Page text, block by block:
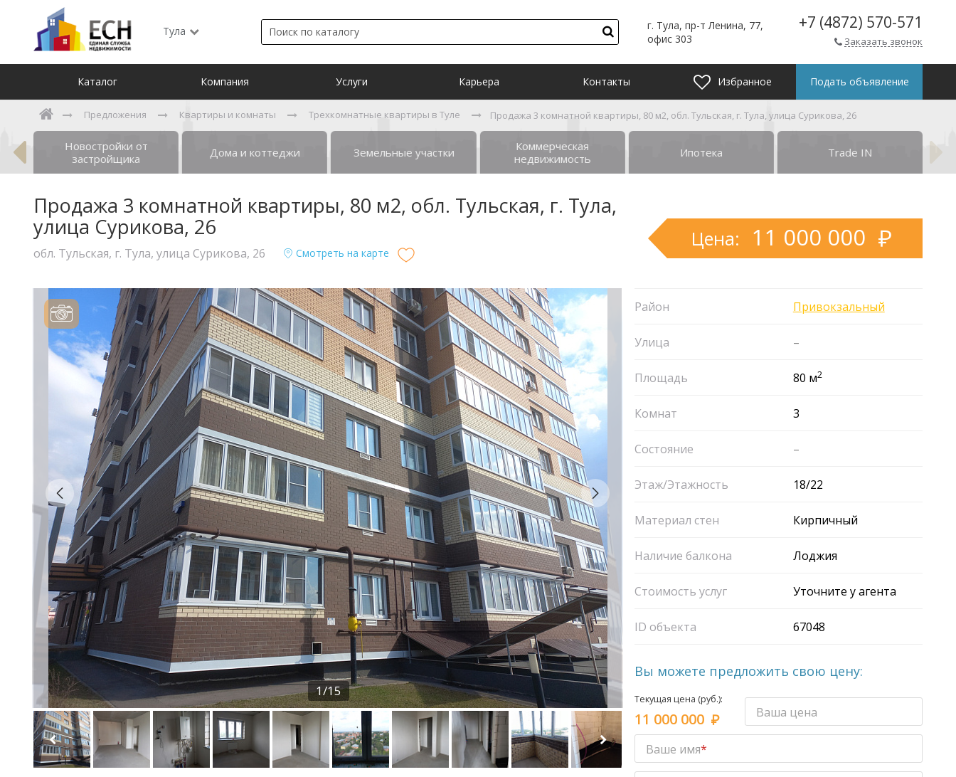
Тула
г. Тула, пр-т Ленина, 77,
офис 303
+7 (4872) 570-571
Заказать звонок
Каталог Компания Услуги Карьера Контакты Избранное Подать объявление
Предложения Квартиры и комнаты Трехкомнатные квартиры в Туле Продажа 3 комнатной квартиры, 80 м2, обл. Тульская, г. Тула, улица Сурикова, 26
Новостройки от
застройщика
Дома и коттеджи Земельные участки
Коммерческая
недвижимость
Ипотека Trade IN
Продажа 3 комнатной квартиры, 80 м2, обл. Тульская, г. Тула,
улица Сурикова, 26
обл. Тульская, г. Тула, улица Сурикова, 26 Смотреть на карте
Цена: 11 000 000
1/15
Район Привокзальный
Улица –
Площадь 80 м2
Комнат 3
Состояние –
Этаж/Этажность 18/22
Материал стен Кирпичный
Наличие балкона Лоджия
Стоимость услуг Уточните у агента
ID объекта 67048
Вы можете предложить свою цену:
Текущая цена (руб.):
11 000 000 Ваша цена
Ваше имя*